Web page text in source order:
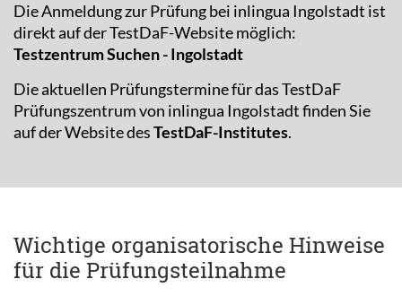
Die Anmeldung zur Prüfung bei inlingua Ingolstadt ist
direkt auf der TestDaF-Website möglich:
Testzentrum Suchen - Ingolstadt
Die aktuellen Prüfungstermine für das TestDaF
Prüfungszentrum von inlingua Ingolstadt finden Sie
auf der Website desTestDaF-Institutes.
Wichtige organisatorische Hinweise
für die Prüfungsteilnahme